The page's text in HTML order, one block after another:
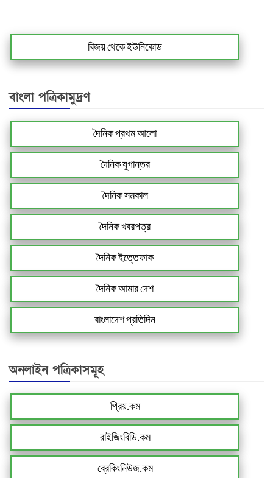
বিজয় থেকে ইউনিকোড
বাংলা পত্রিকামুদ্রণ
দৈনিক প্রথম আলো
দৈনিক যুগান্তর
দৈনিক সমকাল
দৈনিক খবরপত্র
দৈনিক ইত্তেফাক
দৈনিক আমার দেশ
বাংলাদেশ প্রতিদিন
অনলাইন পত্রিকাসমূহ
প্রিয়.কম
রাইজিংবিডি.কম
ব্রেকিংনিউজ.কম